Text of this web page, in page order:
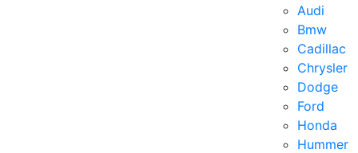
Audi
Bmw
Cadillac
Chrysler
Dodge
Ford
Honda
Hummer